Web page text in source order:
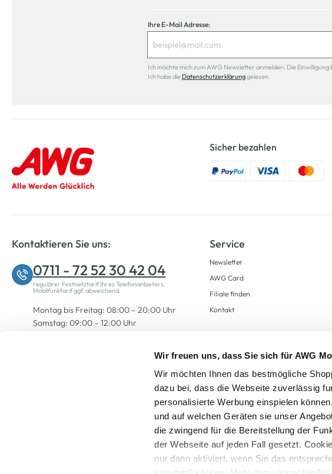
Wir freuen uns, dass Sie sich für AWG
Wir möchten Ihnen das bestmögliche
dazu bei, dass die Webseite zuverlässig
personalisierte Werbung einspielen
und auf welchen Geräten sie unser
die zwingend für die Bereitstellung der
der Webseite auf jeden Fall gesetzt.
nur dann aktiviert, wenn Sie das
Ihre E-Mail Adresse:
Ich möchte mich zum AWG Newsletter anmelden. Die
Ich habe die Datenschutzerklärunggelesen.
Sicher bezahlen
Kontaktieren Sie uns:
0711 - 72 52 30 42 04
regulärer Festnetztarif Ihres Telefonanbieters,
Mobilfunktarif ggf. abweichend.
Montag bis Freitag: 08:00 – 20:00 Uhr
Samstag: 09:00 – 12:00 Uhr
Service
Newsletter
AWG Card
Filiale finden
Kontakt
Alle Preise inkl. gesetzl. Mehrwertsteuer